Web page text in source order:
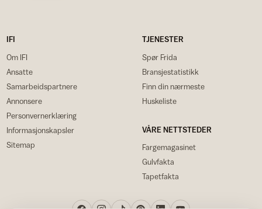
IFI
Om IFI
Ansatte
Samarbeidspartnere
Annonsere
Personvernerklæring
Informasjonskapsler
Sitemap
TJENESTER
Spør Frida
Bransjestatistikk
Finn din nærmeste
Huskeliste
VÅRE NETTSTEDER
Fargemagasinet
Gulvfakta
Tapetfakta